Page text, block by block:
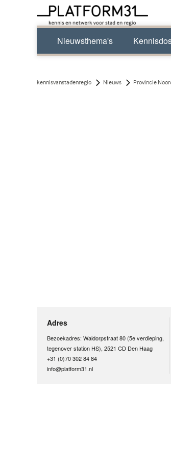
Nieuwsthema's
kennisvanstadenregio Nieuws Provincie
Adres
Bezoekadres: Waldorpstraat 80 (5e verdieping,
tegenover station HS), 2521 CD Den Haag
+31 (0)70 302 84 84
info@platform31.nl